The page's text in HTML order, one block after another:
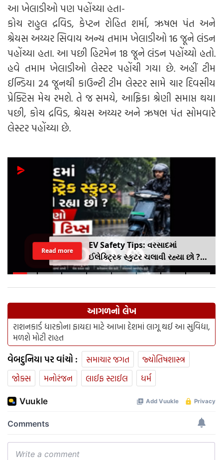
આ ખેલાડીઓ પણ પહોંચ્યા હતા-
કોચ રાહુલ દ્રવિડ, કેપ્ટન રોહિત શર્મા, ઋષભ પંત અને
શ્રેયસ અય્યર સિવાય અન્ય તમામ ખેલાડીઓ 16 જૂને લંડન
પહોંચ્યા હતા. આ પછી હિટમેન 18 જૂને લંડન પહોંચ્યો હતો.
હવે તમામ ખેલાડીઓ લેસ્ટર પહોંચી ગયા છે. અહીં ટીમ
ઈન્ડિયા 24 જૂનથી કાઉન્ટી ટીમ લેસ્ટર સામે ચાર દિવસીય
પ્રેક્ટિસ મેચ રમશે. તે જ સમયે, આફ્રિકા શ્રેણી સમાપ્ત થયા
પછી, કોચ દ્રવિડ, શ્રેયસ અય્યર અને ઋષભ પંત સોમવારે
લેસ્ટર પહોંચ્યા છે.
EV Safety Tips: વરસાદમાં
ઈલેક્ટ્રિક સ્કુટર ચલાવી રહ્યા છો ?
આ નાનકડી ભૂલ પડી શકે છે ભારે ..
Read more
આગળનો લેખ
રાશનકાર્ડ ધારકોના ફાયદા માટે આખા દેશમાં લાગૂ થઈ આ સુવિદ્યા,
મળશે મોટી રાહત
વેબદુનિયા પર વાંચો : સમાચાર જગત
જ્યોતિષશાસ્ત્ર
જોક્સ
મનોરંજન લાઈફ સ્ટાઈલ ધર્મ